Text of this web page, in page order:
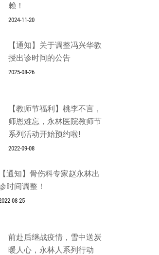
赖！
2024-11-20
【通知】关于调整冯兴华教
授出诊时间的公告
2025-08-26
【教师节福利】桃李不言，
师恩难忘，永林医院教师节
系列活动开始预约啦!
2022-09-08
【通知】骨伤科专家赵永林出
时间调整！
08-25
前赴后继战疫情，雪中送炭
暖人心，永林人系列行动